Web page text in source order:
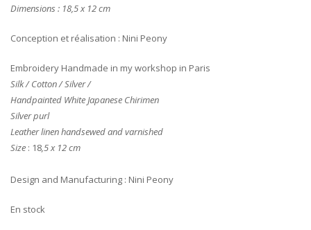
Dimensions : 18,5 x 12 cm
Conception et réalisation : Nini Peony
Embroidery Handmade in my workshop in Paris
Silk / Cotton / Silver /
Handpainted White Japanese Chirimen
Silver purl
Leather linen handsewed and varnished
Size : 18,5 x 12 cm
Design and Manufacturing : Nini Peony
En stock